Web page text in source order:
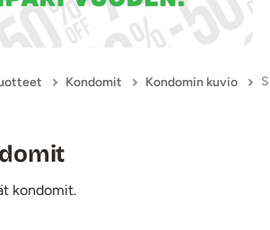
Kondomit Kondomin kuvio
kondomit.